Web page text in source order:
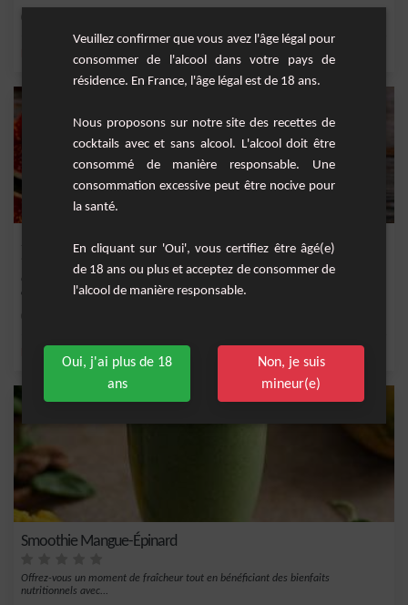
, , , mûre
Smoothie matinal aux figues et au miel
Commencez la journée du bon pied avec ce smoothie délicieusement nutritif
alliant la do...
, , ,
Smoothie Mangue-Épinard
Offrez-vous un moment de fraîcheur tout en bénéficiant des bienfaits
nutritionnels avec...
Veuillez confirmer que vous avez l'âge légal pour
consommer de l'alcool dans votre pays de
résidence. En France, l'âge légal est de 18 ans.
Nous proposons sur notre site des recettes de
cocktails avec et sans alcool. L'alcool doit être
consommé de manière responsable. Une
consommation excessive peut être nocive pour
la santé.
En cliquant sur 'Oui', vous certifiez être âgé(e)
de 18 ans ou plus et acceptez de consommer de
l'alcool de manière responsable.
Oui, j'ai plus de 18
ans
Non, je suis
mineur(e)